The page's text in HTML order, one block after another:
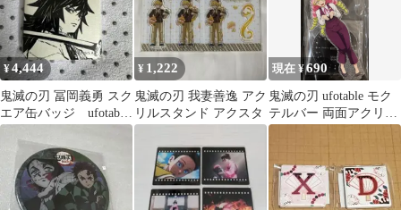
¥4,444
鬼滅の刃 冨岡義勇 スク
エア缶バッジ ufotable
ダイニング お楽しみ
¥ 1,222
鬼滅の刃 我妻善逸 アク
リルスタンド アクスタ
現在 ¥690
鬼滅の刃 ufotable モク
テルバー 両面アクリル
スタンド 甘露寺蜜璃